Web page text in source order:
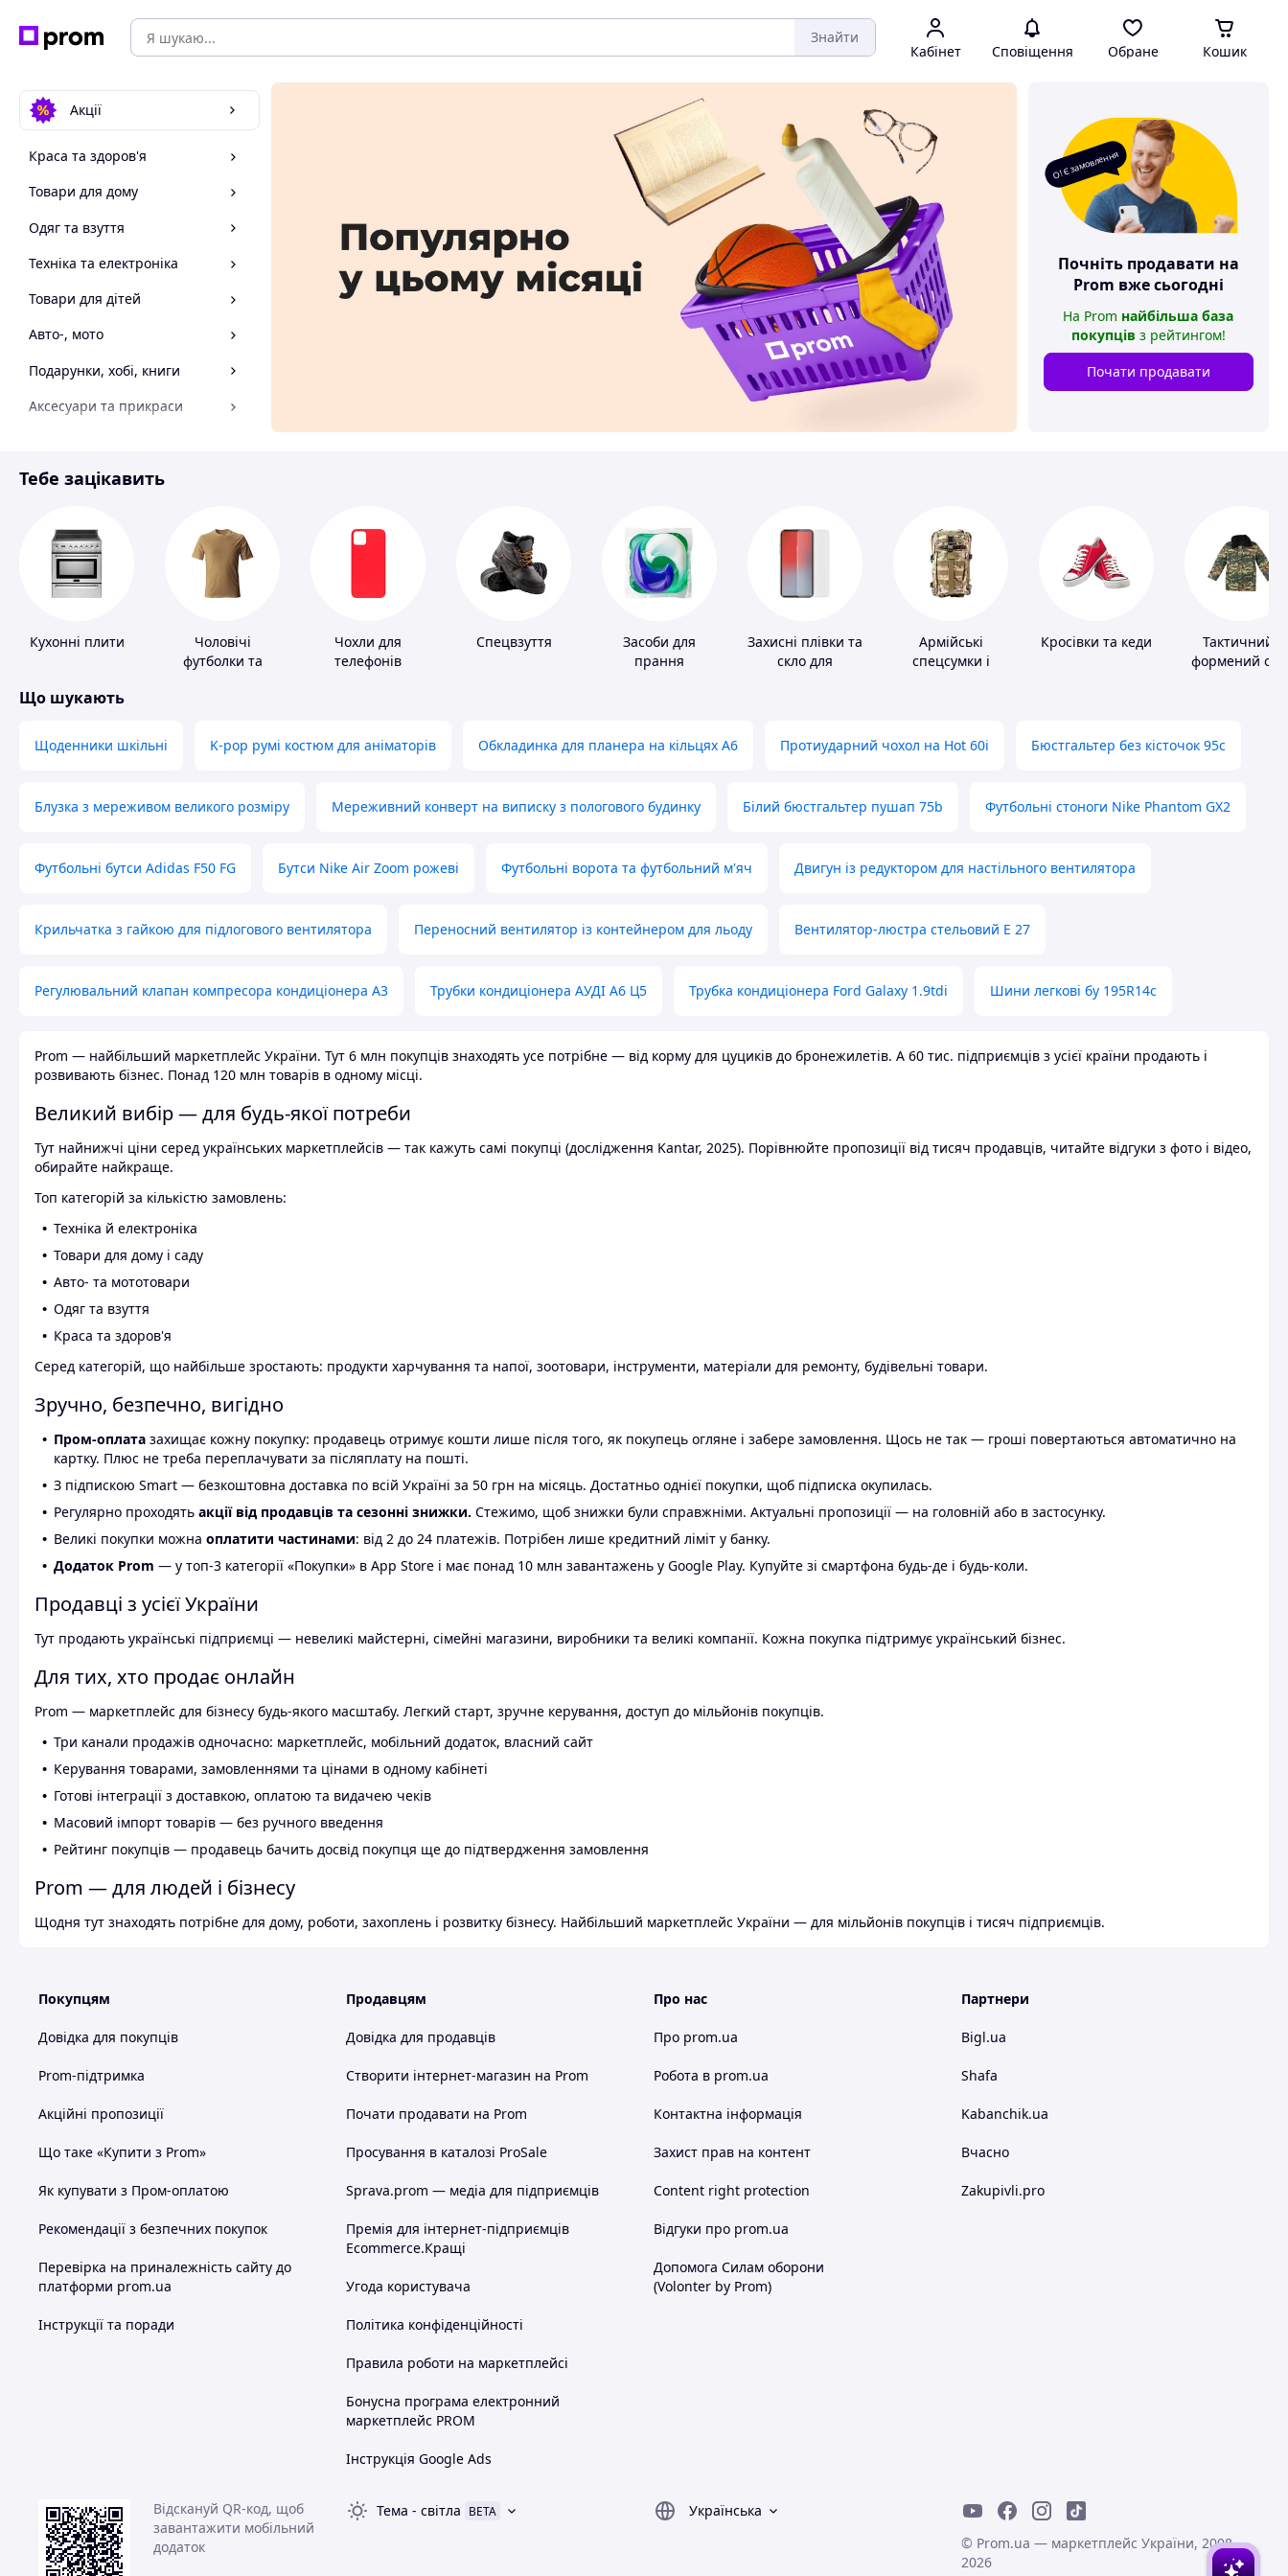
Знайти
Кабінет Сповіщення Обране Кошик
Акції
Краса та здоров'я
Товари для дому
Одяг та взуття
Техніка та електроніка
Товари для дітей
Авто-, мото
Подарунки, хобі, книги
Аксесуари та прикраси
Спорт і відпочинок
О! Є замовлення
Почніть продавати на
Prom вже сьогодні
На Prom найбільша база
покупців з рейтингом!
Почати продавати
Тебе зацікавить
Кухонні плити
Чоловічі
футболки та
Чохли для
телефонів
Спецвзуття
Засоби для
прання
Захисні плівки та
скло для
Армійські
спецсумки і
Кросівки та кеди
Тактичний і
формений
Що шукають
Щоденники шкільні K-pop румі костюм для аніматорів Обкладинка для планера на кільцях А6 Протиударний чохол на Hot 60i Бюстгальтер без кісточок 95с
Блузка з мереживом великого розміру Мереживний конверт на виписку з пологового будинку Білий бюстгальтер пушап 75b Футбольні стоноги Nike Phantom GX2
Футбольні бутси Adidas F50 FG Бутси Nike Air Zoom рожеві Футбольні ворота та футбольний м'яч Двигун із редуктором для настільного вентилятора
Крильчатка з гайкою для підлогового вентилятора Переносний вентилятор із контейнером для льоду Вентилятор-люстра стельовий E 27
Регулювальний клапан компресора кондиціонера А3 Трубки кондиціонера АУДІ А6 Ц5 Трубка кондиціонера Ford Galaxy 1.9tdi Шини легкові бу 195R14c
Prom — найбільший маркетплейс України. Тут 6 млн покупців знаходять усе потрібне — від корму для цуциків до бронежилетів. А 60 тис. підприємців з усієї країни продають і
розвивають бізнес. Понад 120 млн товарів в одному місці.
Великий вибір — для будь-якої потреби
Тут найнижчі ціни серед українських маркетплейсів — так кажуть самі покупці (дослідження Kantar, 2025). Порівнюйте пропозиції від тисяч продавців, читайте відгуки з фото і відео,
обирайте найкраще.
Топ категорій за кількістю замовлень:
Техніка й електроніка
Товари для дому і саду
Авто- та мототовари
Одяг та взуття
Краса та здоров'я
Серед категорій, що найбільше зростають: продукти харчування та напої, зоотовари, інструменти, матеріали для ремонту, будівельні товари.
Зручно, безпечно, вигідно
Пром-оплата захищає кожну покупку: продавець отримує кошти лише після того, як покупець огляне і забере замовлення. Щось не так — гроші повертаються автоматично на
картку. Плюс не треба переплачувати за післяплату на пошті.
З підпискою Smart — безкоштовна доставка по всій Україні за 50 грн на місяць. Достатньо однієї покупки, щоб підписка окупилась.
Регулярно проходять акції від продавців та сезонні знижки. Стежимо, щоб знижки були справжніми. Актуальні пропозиції — на головній або в застосунку.
Великі покупки можна оплатити частинами: від 2 до 24 платежів. Потрібен лише кредитний ліміт у банку.
Додаток Prom — у топ-3 категорії «Покупки» в App Store і має понад 10 млн завантажень у Google Play. Купуйте зі смартфона будь-де і будь-коли.
Продавці з усієї України
Тут продають українські підприємці — невеликі майстерні, сімейні магазини, виробники та великі компанії. Кожна покупка підтримує український бізнес.
Для тих, хто продає онлайн
Prom — маркетплейс для бізнесу будь-якого масштабу. Легкий старт, зручне керування, доступ до мільйонів покупців.
Три канали продажів одночасно: маркетплейс, мобільний додаток, власний сайт
Керування товарами, замовленнями та цінами в одному кабінеті
Готові інтеграції з доставкою, оплатою та видачею чеків
Масовий імпорт товарів — без ручного введення
Рейтинг покупців — продавець бачить досвід покупця ще до підтвердження замовлення
Prom — для людей і бізнесу
Щодня тут знаходять потрібне для дому, роботи, захоплень і розвитку бізнесу. Найбільший маркетплейс України — для мільйонів покупців і тисяч підприємців.
Покупцям
Довідка для покупців
Prom-підтримка
Акційні пропозиції
Що таке «Купити з Prom»
Як купувати з Пром-оплатою
Рекомендації з безпечних покупок
Перевірка на приналежність сайту до
платформи prom.ua
Інструкції та поради
Продавцям
Довідка для продавців
Створити інтернет-магазин на Prom
Почати продавати на Prom
Просування в каталозі ProSale
Sprava.prom — медіа для підприємців
Премія для інтернет-підприємців
Ecommerce.Кращі
Угода користувача
Політика конфіденційності
Правила роботи на маркетплейсі
Бонусна програма електронний
маркетплейс PROM
Інструкція Google Ads
Про нас
Про prom.ua
Робота в prom.ua
Контактна інформація
Захист прав на контент
Content right protection
Відгуки про prom.ua
Допомога Силам оборони
(Volonter by Prom)
Партнери
Bigl.ua
Shafa
Kabanchik.ua
Вчасно
Zakupivli.pro
Відскануй QR-код, щоб
завантажити мобільний
додаток
Тема - світла BETA
Українська
© Prom.ua — маркетплейс України, 2008-
2026